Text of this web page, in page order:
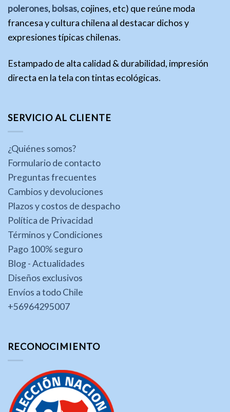
polerones, bolsas, cojines, etc) que reúne moda
francesa y cultura chilena al destacar dichos y
expresiones típicas chilenas.
Estampado de alta calidad & durabilidad, impresión
directa en la tela con tintas ecológicas.
SERVICIO AL CLIENTE
¿Quiénes somos?
Formulario de contacto
Preguntas frecuentes
Cambios y devoluciones
Plazos y costos de despacho
Política de Privacidad
Términos y Condiciones
Pago 100% seguro
Blog - Actualidades
Diseños exclusivos
Envíos a todo Chile
+56964295007
RECONOCIMIENTO